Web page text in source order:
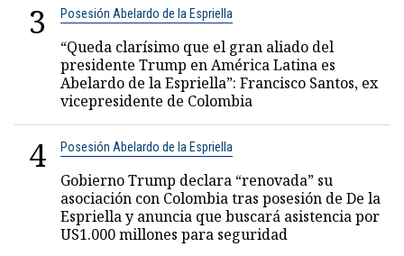
3 Posesión Abelardo de la Espriella
“Queda clarísimo que el gran aliado del
presidente Trump en América Latina es
Abelardo de la Espriella”: Francisco Santos, ex
vicepresidente de Colombia
4 Posesión Abelardo de la Espriella
Gobierno Trump declara “renovada” su
asociación con Colombia tras posesión de De la
Espriella y anuncia que buscará asistencia por
US1.000 millones para seguridad